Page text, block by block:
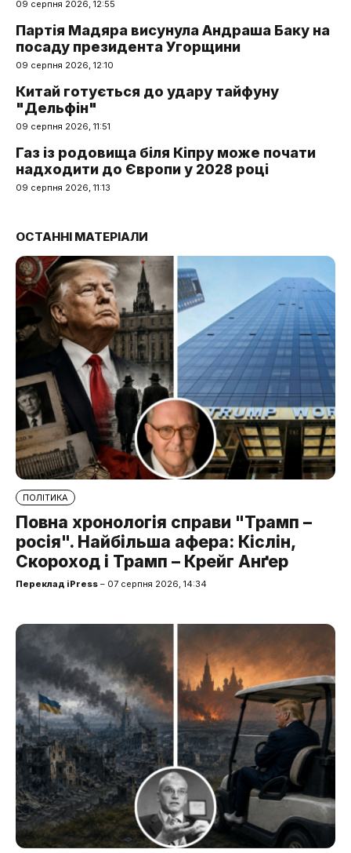
09 серпня 2026, 12:55
Партія Мадяра висунула Андраша Баку на
посаду президента Угорщини
09 серпня 2026, 12:10
Китай готується до удару тайфуну
"Дельфін"
09 серпня 2026, 11:51
Газ із родовища біля Кіпру може почати
надходити до Європи у 2028 році
09 серпня 2026, 11:13
ОСТАННІ МАТЕРІАЛИ
ПОЛІТИКА
Повна хронологія справи "Трамп –
росія". Найбільша афера: Кіслін,
Скороход і Трамп – Крейг Анґер
Переклад iPress – 07 серпня 2026, 14:34